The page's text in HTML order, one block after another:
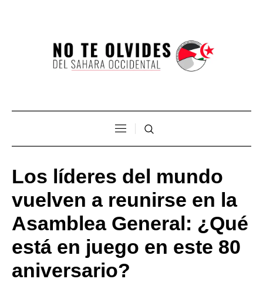
Los líderes del mundo
vuelven a reunirse en la
Asamblea General: ¿Qué
está en juego en este 80
aniversario?